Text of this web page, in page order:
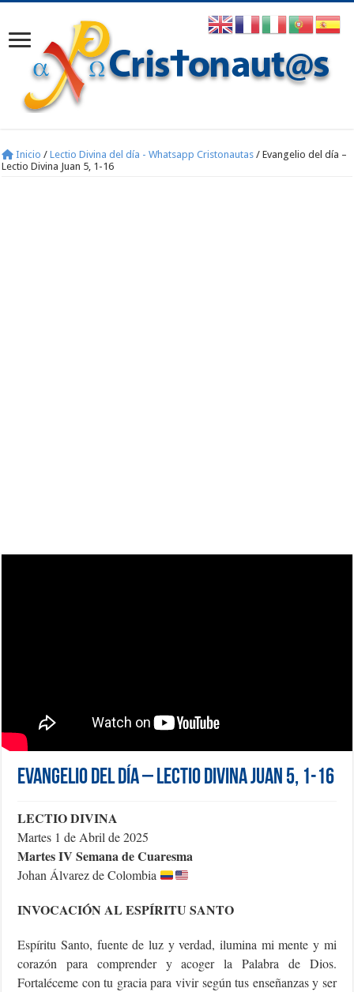
Inicio / Lectio Divina del día - Whatsapp Cristonautas / Evangelio del día –
Lectio Divina Juan 5, 1-16
Evangelio del día – Lectio Divina Juan 5, 1-16
LECTIO DIVINA
Martes 1 de Abril de 2025
Martes IV Semana de Cuaresma
Johan Álvarez de Colombia
INVOCACIÓN AL ESPÍRITU SANTO
Espíritu Santo, fuente de luz y verdad, ilumina mi mente y mi
corazón para comprender y acoger la Palabra de Dios.
Fortaléceme con tu gracia para vivir según tus enseñanzas y ser